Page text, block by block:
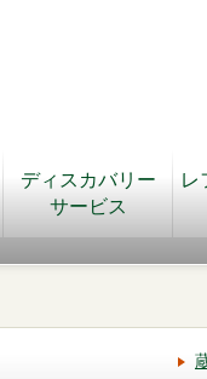
ディスカバリー
サービス
レ